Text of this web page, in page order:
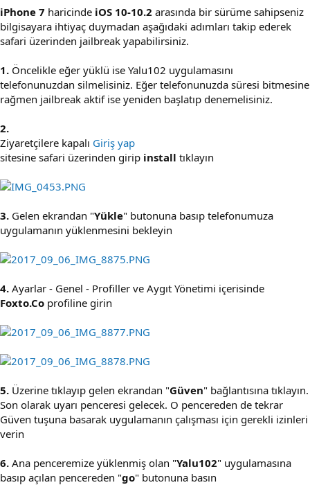
iPhone 7 haricinde iOS 10-10.2 arasında bir sürüme sahipseniz
bilgisayara ihtiyaç duymadan aşağıdaki adımları takip ederek
safari üzerinden jailbreak yapabilirsiniz.
1. Öncelikle eğer yüklü ise Yalu102 uygulamasını
telefonunuzdan silmelisiniz. Eğer telefonunuzda süresi bitmesine
rağmen jailbreak aktif ise yeniden başlatıp denemelisiniz.
2.
Ziyaretçilere kapalı Giriş yap
sitesine safari üzerinden girip install tıklayın
3. Gelen ekrandan "Yükle" butonuna basıp telefonumuza
uygulamanın yüklenmesini bekleyin
4. Ayarlar - Genel - Profiller ve Aygıt Yönetimi içerisinde
Foxto.Co profiline girin
5. Üzerine tıklayıp gelen ekrandan "Güven" bağlantısına tıklayın.
Son olarak uyarı penceresi gelecek. O pencereden de tekrar
Güven tuşuna basarak uygulamanın çalışması için gerekli izinleri
verin
6. Ana penceremize yüklenmiş olan "Yalu102" uygulamasına
basıp açılan pencereden "go" butonuna basın